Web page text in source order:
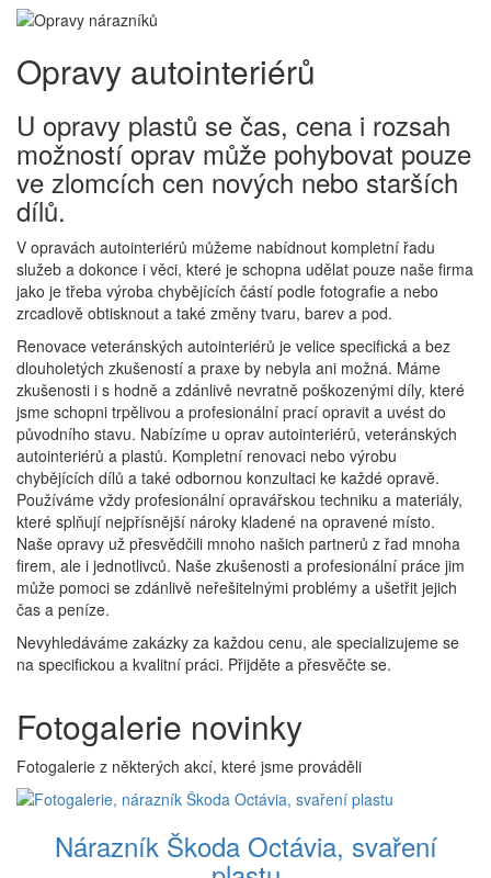
Opravy autointeriérů
U opravy plastů se čas, cena i rozsah
možností oprav může pohybovat pouze
ve zlomcích cen nových nebo starších
dílů.
V opravách autointeriérů můžeme nabídnout kompletní řadu
služeb a dokonce i věci, které je schopna udělat pouze naše firma
jako je třeba výroba chybějících částí podle fotografie a nebo
zrcadlově obtisknout a také změny tvaru, barev a pod.
Renovace veteránských autointeriérů je velice specifická a bez
dlouholetých zkušeností a praxe by nebyla ani možná. Máme
zkušenosti i s hodně a zdánlivě nevratně poškozenými díly, které
jsme schopni trpělivou a profesionální prací opravit a uvést do
původního stavu. Nabízíme u oprav autointeriérů, veteránských
autointeriérů a plastů. Kompletní renovaci nebo výrobu
chybějících dílů a také odbornou konzultaci ke každé opravě.
Používáme vždy profesionální opravářskou techniku a materiály,
které splňují nejpřísnější nároky kladené na opravené místo.
Naše opravy už přesvědčili mnoho našich partnerů z řad mnoha
firem, ale i jednotlivců. Naše zkušenosti a profesionální práce jim
může pomoci se zdánlivě neřešitelnými problémy a ušetřit jejich
čas a peníze.
Nevyhledáváme zakázky za každou cenu, ale specializujeme se
na specifickou a kvalitní práci. Přijděte a přesvěčte se.
Fotogalerie novinky
Fotogalerie z některých akcí, které jsme prováděli
Nárazník Škoda Octávia, svaření